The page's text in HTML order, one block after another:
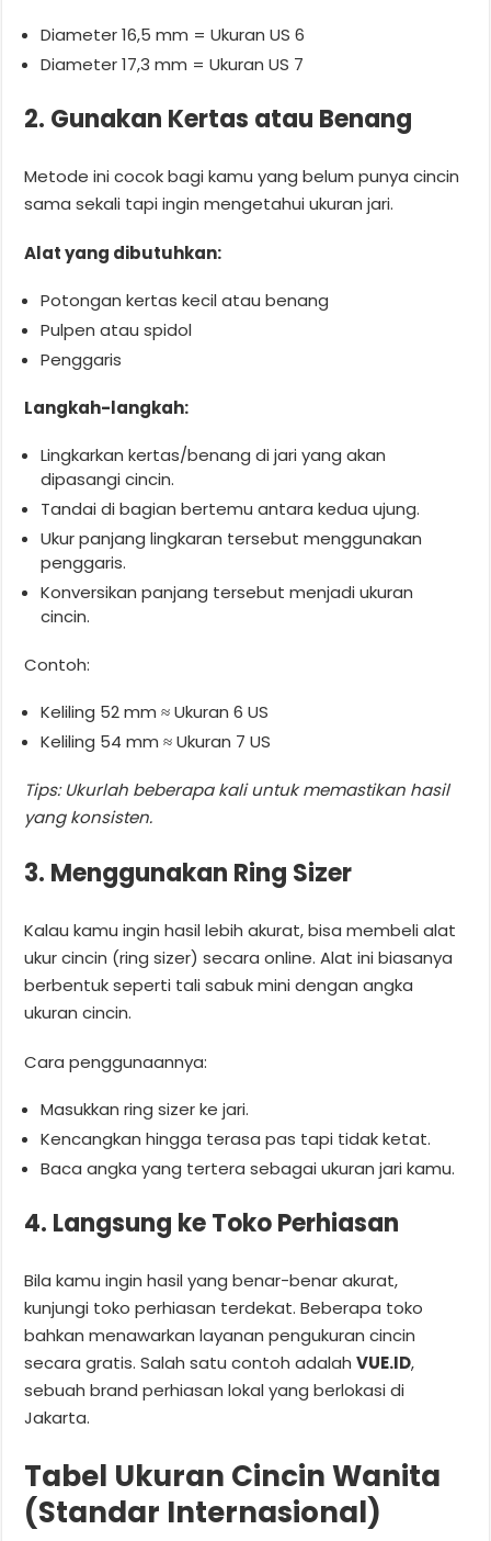
Diameter 16,5 mm = Ukuran US 6
Diameter 17,3 mm = Ukuran US 7
2. Gunakan Kertas atau Benang
Metode ini cocok bagi kamu yang belum punya cincin
sama sekali tapi ingin mengetahui ukuran jari.
Alat yang dibutuhkan:
Potongan kertas kecil atau benang
Pulpen atau spidol
Penggaris
Langkah-langkah:
Lingkarkan kertas/benang di jari yang akan
dipasangi cincin.
Tandai di bagian bertemu antara kedua ujung.
Ukur panjang lingkaran tersebut menggunakan
penggaris.
Konversikan panjang tersebut menjadi ukuran
cincin.
Contoh:
Keliling 52 mm ≈ Ukuran 6 US
Keliling 54 mm ≈ Ukuran 7 US
Tips: Ukurlah beberapa kali untuk memastikan hasil
yang konsisten.
3. Menggunakan Ring Sizer
Kalau kamu ingin hasil lebih akurat, bisa membeli alat
ukur cincin (ring sizer) secara online. Alat ini biasanya
berbentuk seperti tali sabuk mini dengan angka
ukuran cincin.
Cara penggunaannya:
Masukkan ring sizer ke jari.
Kencangkan hingga terasa pas tapi tidak ketat.
Baca angka yang tertera sebagai ukuran jari kamu.
4. Langsung ke Toko Perhiasan
Bila kamu ingin hasil yang benar-benar akurat,
kunjungi toko perhiasan terdekat. Beberapa toko
bahkan menawarkan layanan pengukuran cincin
secara gratis. Salah satu contoh adalahVUE.ID,
sebuah brand perhiasan lokal yang berlokasi di
Jakarta.
Tabel Ukuran Cincin Wanita
(Standar Internasional)